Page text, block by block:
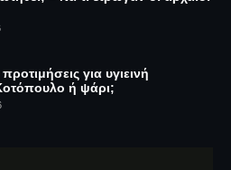
για υγιεινή
ή ψάρι;